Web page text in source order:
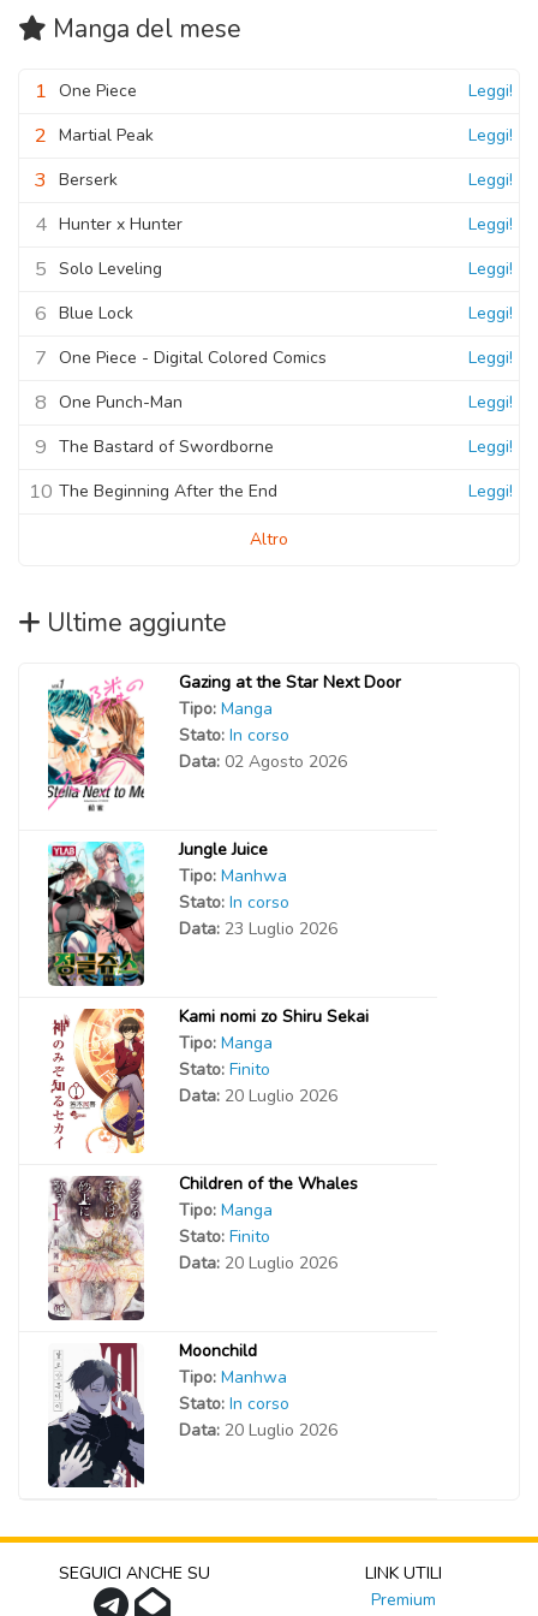
Manga del mese
1 One Piece Leggi!
2 Martial Peak Leggi!
3 Berserk Leggi!
4 Hunter x Hunter Leggi!
5 Solo Leveling Leggi!
6 Blue Lock Leggi!
7 One Piece - Digital Colored Comics Leggi!
8 One Punch-Man Leggi!
9 The Bastard of Swordborne Leggi!
10 The Beginning After the End Leggi!
Altro
Ultime aggiunte
Gazing at the Star Next Door
Tipo: Manga
Stato: In corso
Data: 02 Agosto 2026
Jungle Juice
Tipo: Manhwa
Stato: In corso
Data: 23 Luglio 2026
Kami nomi zo Shiru Sekai
Tipo: Manga
Stato: Finito
Data: 20 Luglio 2026
Children of the Whales
Tipo: Manga
Stato: Finito
Data: 20 Luglio 2026
Moonchild
Tipo: Manhwa
Stato: In corso
Data: 20 Luglio 2026
SEGUICI ANCHE SU
LINK UTILI
Premium